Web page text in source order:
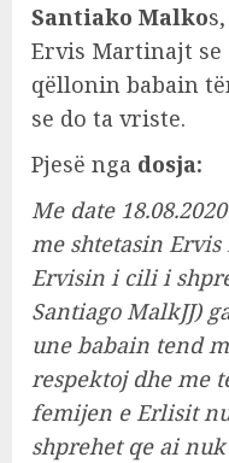
Santiako Malko
Ervis Martinajt se
qëllonin babain
se do ta vriste.
Pjesë nga dosja:
Me date
me shtetasin
Ervisin i cili i
Santiago MalkJJ)
une babain tend
respektoj dhe me
femijen e Erlisit
shprehet qe ai